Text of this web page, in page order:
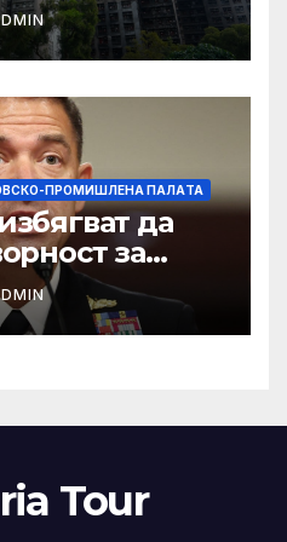
Wang Fuk
за обратно
ПРОМИШЛЕНА ПАЛAТА
да
за
училище в
загинаха
Tour